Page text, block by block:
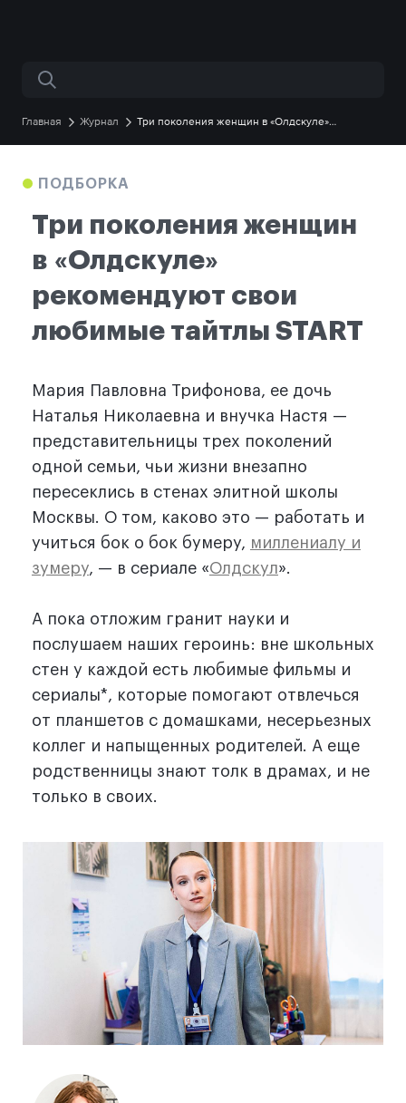
Поиск по сайту
Главная Журнал
Три поколения женщин в «Олдскуле»
ПОДБОРКА
Три поколения женщин
в «Олдскуле»
рекомендуют свои
любимые тайтлы START
Мария Павловна Трифонова, ее дочь
Наталья Николаевна и внучка Настя —
представительницы трех поколений
одной семьи, чьи жизни внезапно
пересеклись в стенах элитной школы
Москвы. О том, каково это — работать и
учиться бок о бок бумеру, миллениалу и
зумеру, — в сериале «Олдскул».
А пока отложим гранит науки и
послушаем наших героинь: вне школьных
стен у каждой есть любимые фильмы и
сериалы*, которые помогают отвлечься
от планшетов с домашками, несерьезных
коллег и напыщенных родителей. А еще
родственницы знают толк в драмах, и не
только в своих.